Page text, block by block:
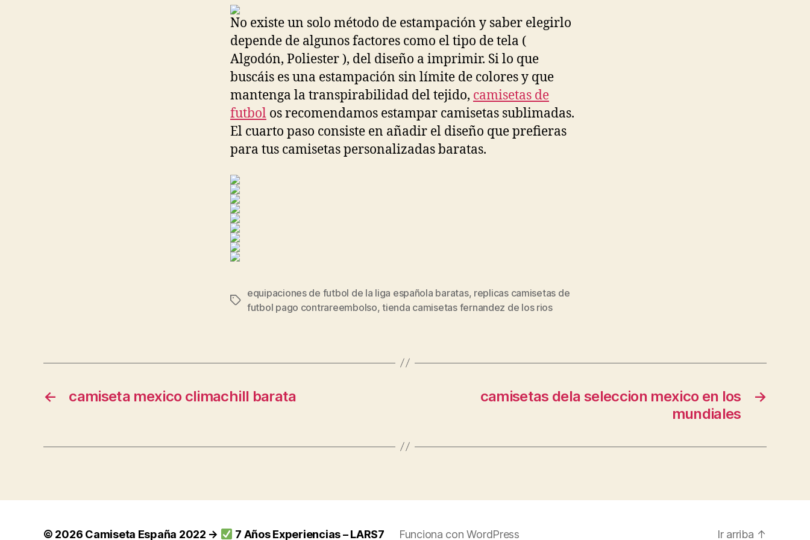
No existe un solo método de estampación y saber elegirlo
depende de algunos factores como el tipo de tela (
Algodón, Poliester ), del diseño a imprimir. Si lo que
buscáis es una estampación sin límite de colores y que
mantenga la transpirabilidad del tejido, camisetas de
futbol os recomendamos estampar camisetas sublimadas.
El cuarto paso consiste en añadir el diseño que prefieras
para tus camisetas personalizadas baratas.
Etiquetas
equipaciones de futbol de la liga española baratas, replicas camisetas de
futbol pago contrareembolso,tienda camisetas fernandez de los rios
← camiseta mexico climachill barata →
camisetas dela seleccion mexico en los
mundiales
© 2026 Camiseta España 2022 → 7 Años Experiencias – LARS7 Funciona con WordPress Ir arriba ↑